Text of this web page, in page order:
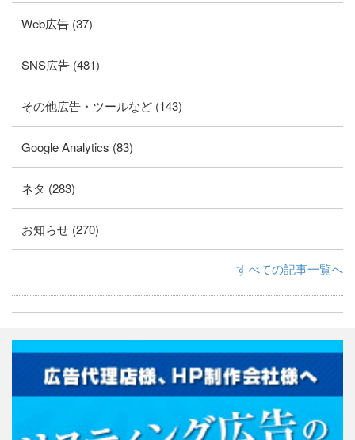
Web広告 (37)
SNS広告 (481)
その他広告・ツールなど (143)
Google Analytics (83)
ネタ (283)
お知らせ (270)
すべての記事一覧へ